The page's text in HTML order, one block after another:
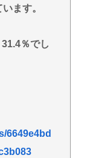
ます。
％でし
6649e4bd